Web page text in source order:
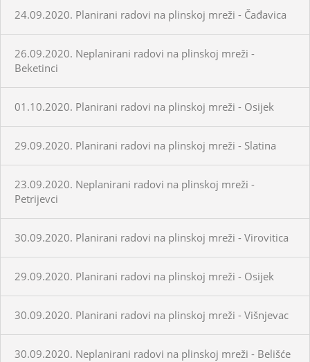
24.09.2020. Planirani radovi na plinskoj mreži - Čađavica
26.09.2020. Neplanirani radovi na plinskoj mreži -
Beketinci
01.10.2020. Planirani radovi na plinskoj mreži - Osijek
29.09.2020. Planirani radovi na plinskoj mreži - Slatina
23.09.2020. Neplanirani radovi na plinskoj mreži -
Petrijevci
30.09.2020. Planirani radovi na plinskoj mreži - Virovitica
29.09.2020. Planirani radovi na plinskoj mreži - Osijek
30.09.2020. Planirani radovi na plinskoj mreži - Višnjevac
30.09.2020. Neplanirani radovi na plinskoj mreži - Belišće